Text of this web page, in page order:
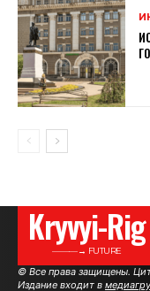
Kryvyi-Rig
———→ FUTURE
© Все права защищены.
Издание входит в